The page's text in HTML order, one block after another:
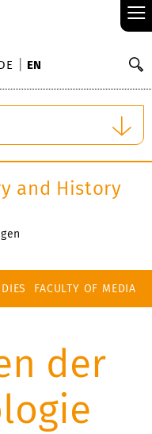
≡
EN
and History
FACULTY OF MEDIA
der